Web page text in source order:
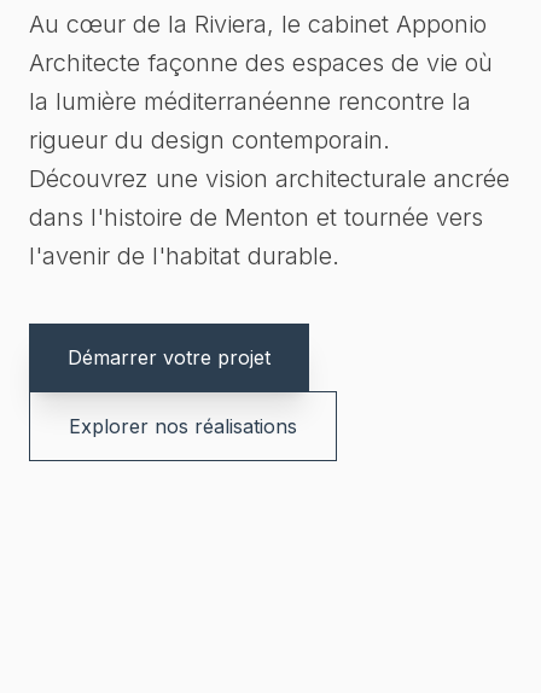
Au cœur de la Riviera, le cabinet Apponio
Architecte façonne des espaces de vie où
la lumière méditerranéenne rencontre la
rigueur du design contemporain.
Découvrez une vision architecturale ancrée
dans l'histoire de Menton et tournée vers
l'avenir de l'habitat durable.
Démarrer votre projet
Explorer nos réalisations